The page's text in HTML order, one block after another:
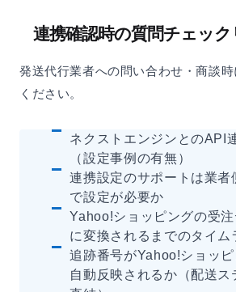
連携確認時の質問チェック
発送代行業者への問い合わせ・商談
ください。
ネクストエンジンとのAPI
（設定事例の有無）
連携設定のサポートは業者
で設定が必要か
Yahoo!ショッピングの受
に変換されるまでのタイム
追跡番号がYahoo!ショッ
自動反映されるか（配送ス